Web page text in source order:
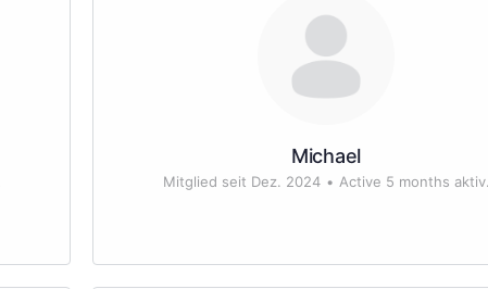
Michael
Mitglied seit Dez. 2024 • Active 5 months